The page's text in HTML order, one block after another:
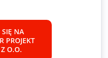
SIĘ NA
PROJEKT
O.O.